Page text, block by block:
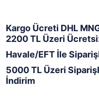
Kargo Ücreti DHL
2200 TL Üzeri
Havale/EFT İle
5000 TL Üzeri
İndirim